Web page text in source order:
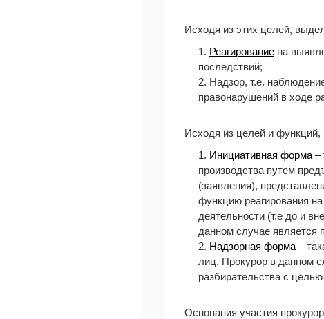
Исходя из этих целей,
1. Реагирование на
последствий;
2. Надзор, т.е.
правонарушений в ходе
Исходя из целей и
1. Инициативная форма –
производства путем
(заявления),
функцию реагирования
деятельности (т.е до и
данном случае является
2. Надзорная форма –
лиц. Прокурор в данном
разбирательства с
Основания участия